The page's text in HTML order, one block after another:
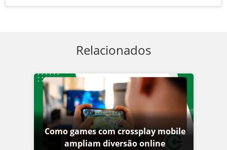
Relacionados
Como games com crossplay mobile
ampliam diversão online